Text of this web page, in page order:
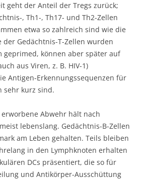
geht der Anteil der Tregs zurück;
, Th1-, Th17- und Th2-Zellen
etwa so zahlreich sind wie die
der Gedächtnis-T-Zellen wurden
geprimed, können aber später auf
aus Viren, z. B. HIV-1)
Antigen-Erkennungssequenzen für
sehr kurz sind.
Abwehr hält nach
lebenslang. Gedächtnis-B-Zellen
am Leben gehalten. Teils bleiben
in den Lymphknoten erhalten
DCs präsentiert, die so für
und Antikörper-Ausschüttung